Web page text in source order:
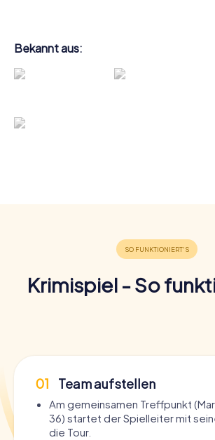
Bekannt aus:
Krimispiel - So
01 Team aufstellen
Am gemeinsamen Treffpunkt
36) startet der Spielleiter mit
die Tour.